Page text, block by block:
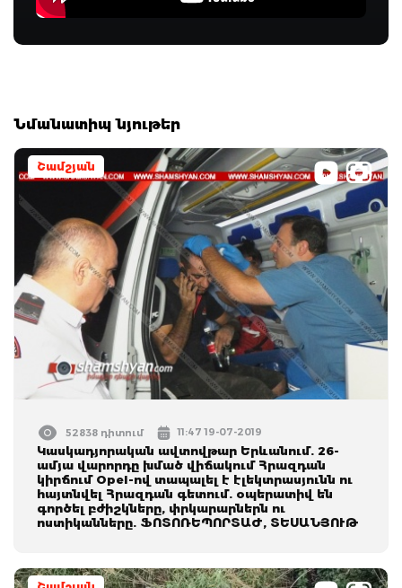
Նմանատիպ նյութեր
Շամշյան
52838 դիտում 11:47 19-07-2019
Կասկադյորական ավտովթար Երևանում. 26-
ամյա վարորդը խմած վիճակում Հրազդան
կիրճում Opel-ով տապալել է էլեկտրասյունն ու
հայտնվել Հրազդան գետում. օպերատիվ են
գործել բժիշկները, փրկարարներն ու
ոստիկանները. ՖՈՏՈՌԵՊՈՐՏԱԺ, ՏԵՍԱՆՅՈՒԹ